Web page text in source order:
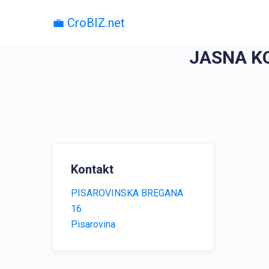
💼 CroBIZ.net
JASNA
Kontakt
PISAROVINSKA BREGANA
16
Pisarovina